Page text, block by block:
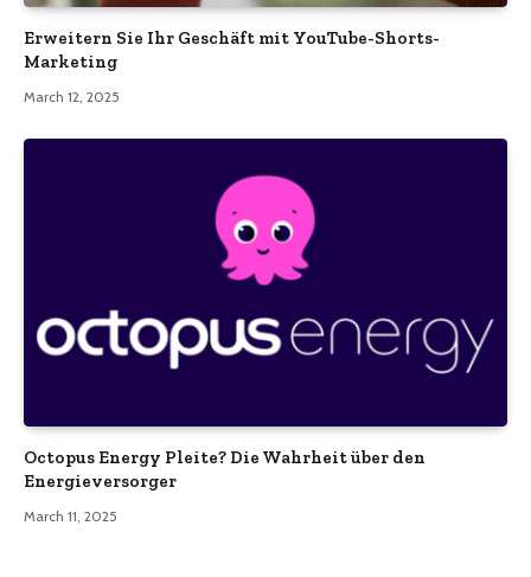
Erweitern Sie Ihr Geschäft mit YouTube-Shorts-
Marketing
March 12, 2025
Octopus Energy Pleite? Die Wahrheit über den
Energieversorger
March 11, 2025